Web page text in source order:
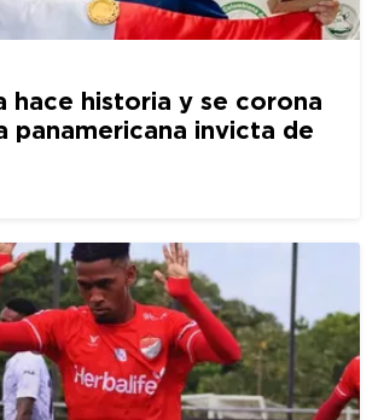
hace historia y se corona
panamericana invicta de